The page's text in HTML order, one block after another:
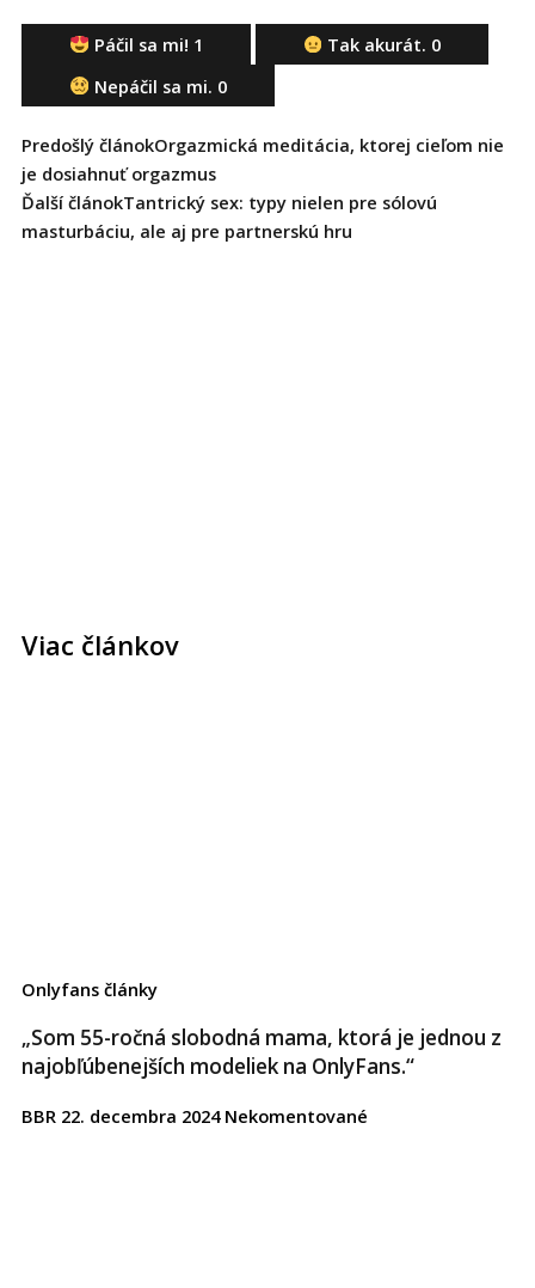
Páčil sa mi! 1 Tak akurát. 0
Nepáčil sa mi. 0
Prev
Predošlý článokOrgazmická meditácia, ktorej cieľom nie
je dosiahnuť orgazmus
Ďalší článokTantrický sex: typy nielen pre sólovú
masturbáciu, ale aj pre partnerskú hru
Ďalšie
Viac článkov
Onlyfans články
„Som 55-ročná slobodná mama, ktorá je jednou z
najobľúbenejších modeliek na OnlyFans.“
BBR 22. decembra 2024 Nekomentované